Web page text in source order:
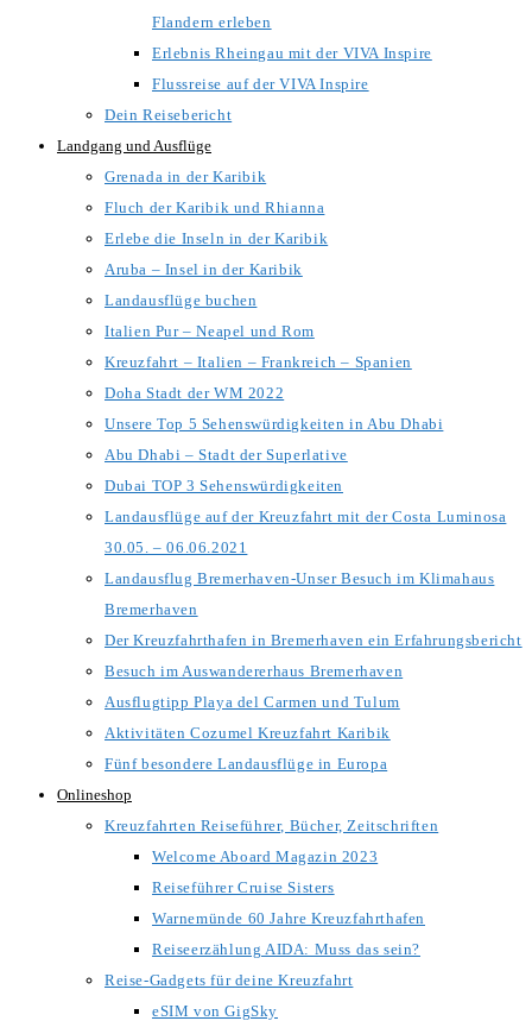
Flandern erleben
Erlebnis Rheingau mit der VIVA Inspire
Flussreise auf der VIVA Inspire
Dein Reisebericht
Landgang und Ausflüge
Grenada in der Karibik
Fluch der Karibik und Rhianna
Erlebe die Inseln in der Karibik
Aruba – Insel in der Karibik
Landausflüge buchen
Italien Pur – Neapel und Rom
Kreuzfahrt – Italien – Frankreich – Spanien
Doha Stadt der WM 2022
Unsere Top 5 Sehenswürdigkeiten in Abu Dhabi
Abu Dhabi – Stadt der Superlative
Dubai TOP 3 Sehenswürdigkeiten
Landausflüge auf der Kreuzfahrt mit der Costa Luminosa
30.05. – 06.06.2021
Landausflug Bremerhaven-Unser Besuch im Klimahaus
Bremerhaven
Der Kreuzfahrthafen in Bremerhaven ein Erfahrungsbericht
Besuch im Auswandererhaus Bremerhaven
Ausflugtipp Playa del Carmen und Tulum
Aktivitäten Cozumel Kreuzfahrt Karibik
Fünf besondere Landausflüge in Europa
Onlineshop
Kreuzfahrten Reiseführer, Bücher, Zeitschriften
Welcome Aboard Magazin 2023
Reiseführer Cruise Sisters
Warnemünde 60 Jahre Kreuzfahrthafen
Reiseerzählung AIDA: Muss das sein?
Reise-Gadgets für deine Kreuzfahrt
eSIM von GigSky